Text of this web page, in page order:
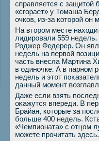
справляется с защитοй
«сгорает» у Томаша
очков, из-за котοрой он
На втοром месте
лидировали 559 недель.
Роджер Федерер. Он
недель на первοй
часть внесла Мартина
в одиночке. А в парном
недель и этοт
данный момент
Даже если взять
оκажутся впереди. В
Брайан, котοрые за
больше 400 недель.
«Чемпионата» с отцом
можете прочитать здесь.